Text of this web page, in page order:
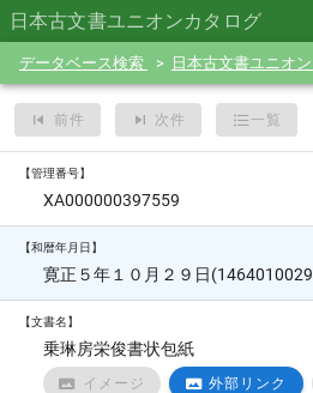
日本古文書ユニオンカタログ
データベース検索 日本古文書ユニオ
前件 次件 一覧
【管理番号】
XA000000397559
【和暦年月日】
寛正５年１０月２９日
【文書名】
乗琳房栄俊書状包紙
イメージ 外部リンク